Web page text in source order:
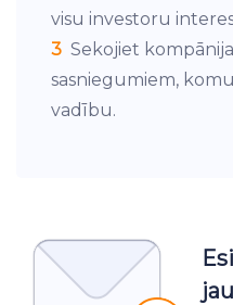
visu investoru
3 Sekojiet
sasniegumiem,
vadību.